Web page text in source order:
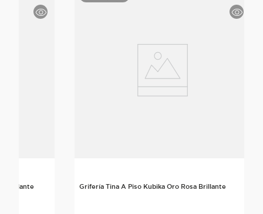
Brillante Grifería Tina A Piso Kubika Oro Rosa Brillante